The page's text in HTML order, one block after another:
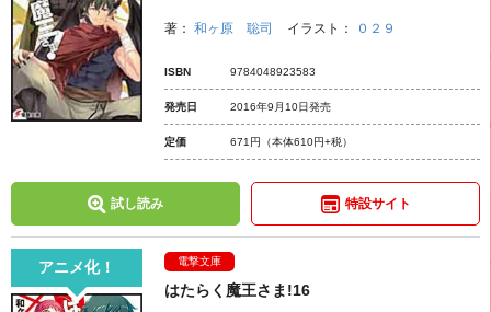
著： 和ヶ原 聡司 イラスト： ０２９
ISBN 9784048923583
発売日 2016年9月10日発売
定価 671円 （本体610円+税）
試し読み 特設サイト
アニメ化！ 電撃文庫
はたらく魔王さま!16